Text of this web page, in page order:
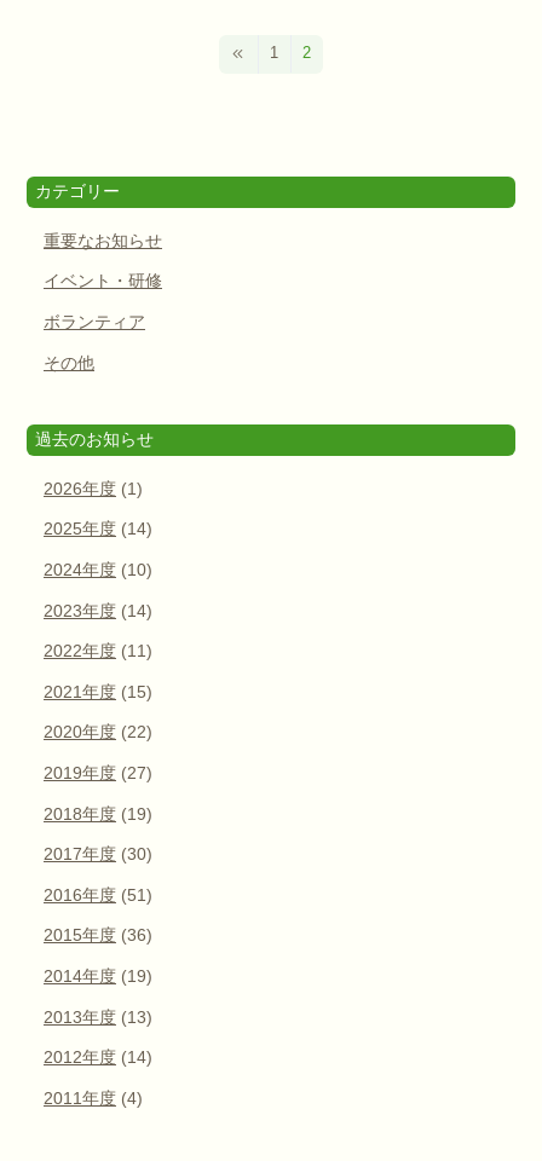
1 2
カテゴリー
重要なお知らせ
イベント・研修
ボランティア
その他
過去のお知らせ
2026年度 (1)
2025年度 (14)
2024年度 (10)
2023年度 (14)
2022年度 (11)
2021年度 (15)
2020年度 (22)
2019年度 (27)
2018年度 (19)
2017年度 (30)
2016年度 (51)
2015年度 (36)
2014年度 (19)
2013年度 (13)
2012年度 (14)
2011年度 (4)